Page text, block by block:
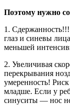
Поэтому нужно
1.
глаз и синевы
меньшей
2. Увеличивая
перекрывания
умеренность!
младше. Если у
синуситы — нос